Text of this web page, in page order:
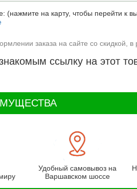
(нажмите на карту, чтобы перейти к
заказа на сайте со скидкой,
ссылку на этот
Удобный самовывоз на
Варшавском шоссе